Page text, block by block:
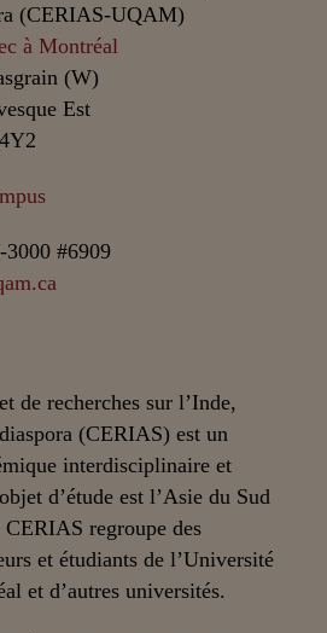
(CERIAS-UQAM)
à Montréal
(W)
Est
3000 #6909
de recherches sur l’Inde,
(CERIAS) est un
interdisciplinaire et
d’étude est l’Asie du Sud
regroupe des
et étudiants de l’Université
et d’autres universités.